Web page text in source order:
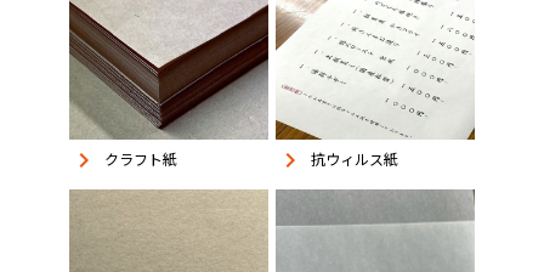
keyboard_arrow_right クラフト紙 keyboard_arrow_right 抗ウィルス紙